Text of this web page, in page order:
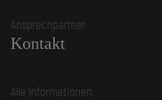
Ansprechpartner
Kontakt
Alle Informationen